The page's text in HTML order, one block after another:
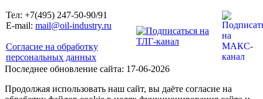
Тел: +7(495) 247-50-90/91
E-mail: mail@oil-industry.ru
Согласие на обработку
персональных данных
Последнее обновление сайта: 17-06-2026
Продолжая использовать наш сайт, вы даёте согласие на